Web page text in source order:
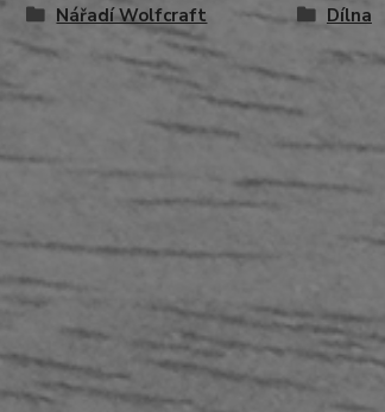
Nářadí Wolfcraft Dílna